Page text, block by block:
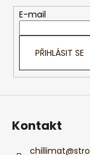
E-mail
PŘIHLÁSIT SE
Kontakt
chillimat@